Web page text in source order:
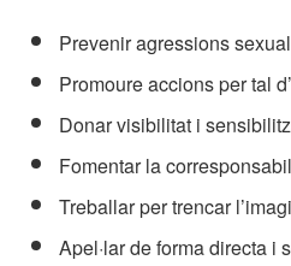
Prevenir agressions
Promoure accions per tal
Donar visibilitat i
Fomentar la
Treballar per trencar
Apel·lar de forma directa i